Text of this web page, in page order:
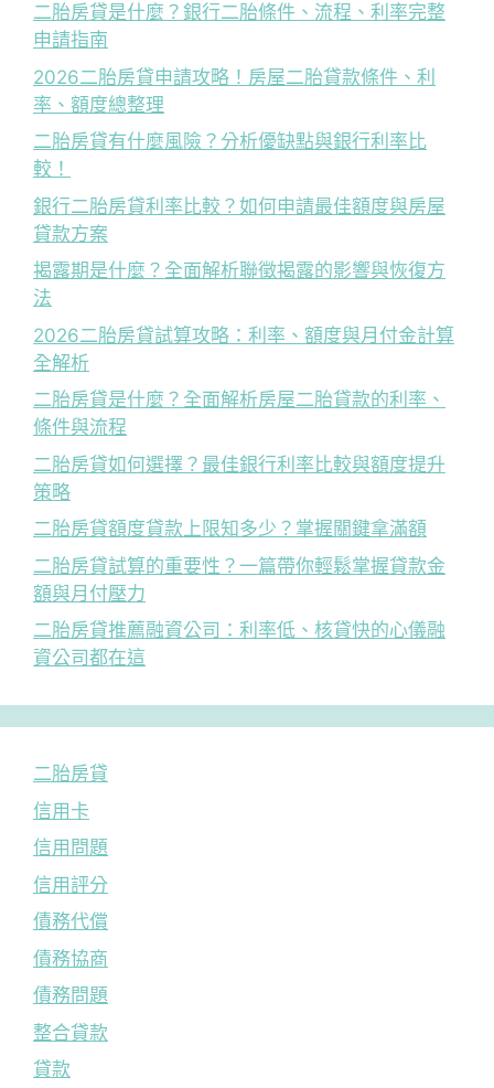
二胎房貸是什麼？銀行二胎條件、流程、利率完整
申請指南
2026二胎房貸申請攻略！房屋二胎貸款條件、利
率、額度總整理
二胎房貸有什麼風險？分析優缺點與銀行利率比
較！
銀行二胎房貸利率比較？如何申請最佳額度與房屋
貸款方案
揭露期是什麼？全面解析聯徵揭露的影響與恢復方
法
2026二胎房貸試算攻略：利率、額度與月付金計算
全解析
二胎房貸是什麼？全面解析房屋二胎貸款的利率、
條件與流程
二胎房貸如何選擇？最佳銀行利率比較與額度提升
策略
二胎房貸額度貸款上限知多少？掌握關鍵拿滿額
二胎房貸試算的重要性？一篇帶你輕鬆掌握貸款金
額與月付壓力
二胎房貸推薦融資公司：利率低、核貸快的心儀融
資公司都在這
二胎房貸
信用卡
信用問題
信用評分
債務代償
債務協商
債務問題
整合貸款
貸款